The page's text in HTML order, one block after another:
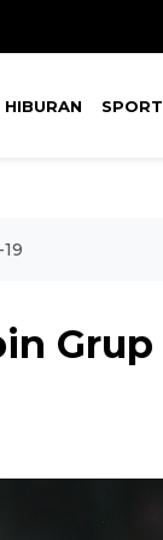
HIBURAN SPORT
Grup